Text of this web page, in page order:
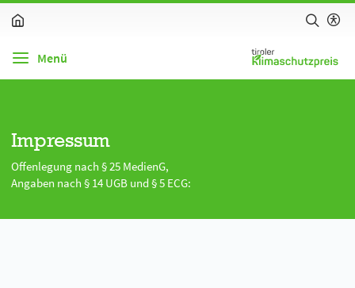
zum Inhalt springen (Alt + 0)
zur Navigation springen (Alt + 1)
zur Suche springen (Alt + 2)
Hochkontrastmodus ein-/ausschalten (Alt + 3)
Barrierefreiheits-Widget öffnen (Alt + 5)
Menü
Impressum
Offenlegung nach § 25 MedienG,
Angaben nach § 14 UGB und § 5 ECG: